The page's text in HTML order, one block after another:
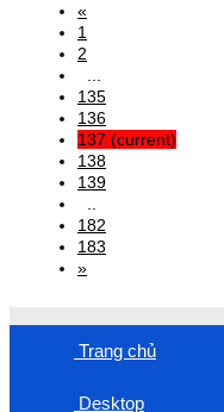
«
1
2
...
135
136
137 (current)
138
139
..
182
183
»
Trang chủ
Desktop